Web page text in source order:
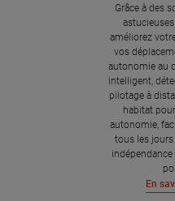
Grâce à des
améliorez
vos
autonomie au
intelligent,
pilotage à
habitat
autonomie,
tous les jours
En